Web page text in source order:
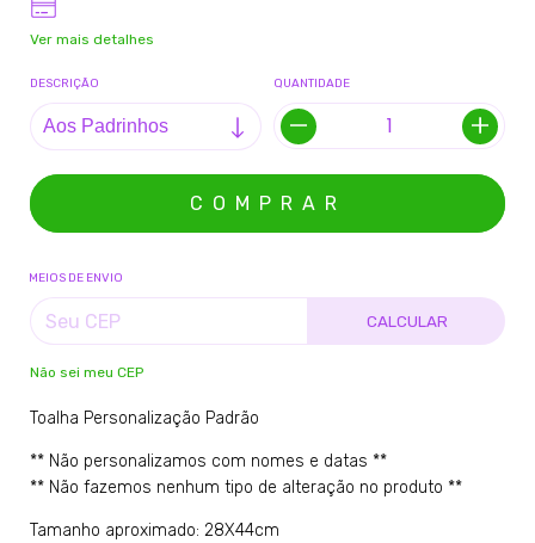
Ver mais detalhes
DESCRIÇÃO QUANTIDADE
MEIOS DE ENVIO
CALCULAR
Não sei meu CEP
Toalha Personalização Padrão
** Não personalizamos com nomes e datas **
** Não fazemos nenhum tipo de alteração no produto **
Tamanho aproximado: 28X44cm